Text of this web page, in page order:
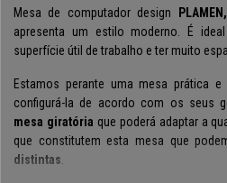
Mesa de computador design PLAMEN,
apresenta um estilo moderno. É
superfície útil de trabalho e ter muito
Estamos perante uma mesa prática
configurá-la de acordo com os seus
mesa giratória que poderá adaptar a
que constitutem esta mesa que
distintas